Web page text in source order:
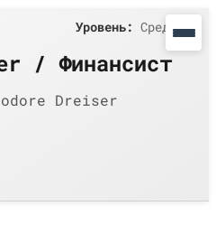
/ Финансист
Dreiser
Уровень: Средний